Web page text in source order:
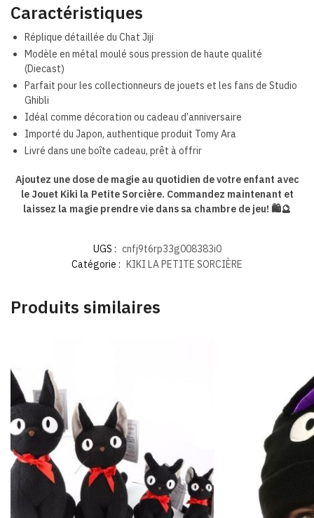
Caractéristiques
Réplique détaillée du Chat Jiji
Modèle en métal moulé sous pression de haute qualité
(Diecast)
Parfait pour les collectionneurs de jouets et les fans de Studio
Ghibli
Idéal comme décoration ou cadeau d’anniversaire
Importé du Japon, authentique produit Tomy Ara
Livré dans une boîte cadeau, prêt à offrir
Ajoutez une dose de magie au quotidien de votre enfant avec
le Jouet Kiki la Petite Sorcière. Commandez maintenant et
laissez la magie prendre vie dans sa chambre de jeu! 🛍️🔮
UGS : cnfj9t6rp33g008383i0
Catégorie : KIKI LA PETITE SORCIÈRE
Produits similaires